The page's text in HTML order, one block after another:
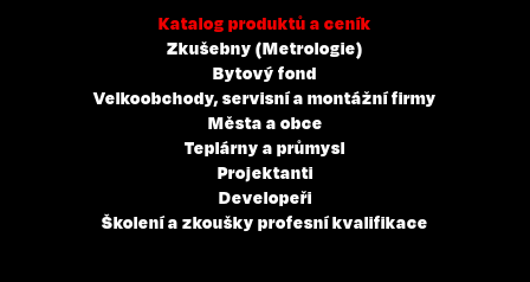
Katalog produktů a ceník
Zkušebny (Metrologie)
Bytový fond
Velkoobchody, servisní a montážní firmy
Města a obce
Teplárny a průmysl
Projektanti
Developeři
Školení a zkoušky profesní kvalifikace